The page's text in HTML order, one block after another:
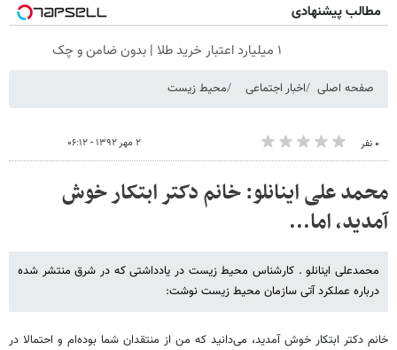
مطالب پیشنهادی
۱ میلیارد اعتبار خرید طلا | بدون ضامن و چک
صفحه اصلی اخبار اجتماعی محیط زیست
۰ نفر ۲ مهر ۱۳۹۲ - ۰۶:۱۲
محمد علی اینانلو: خانم دکتر ابتکار خوش
آمدید، اما...
محمدعلی اینانلو . کارشناس محیط زیست در یادداشتی که در شرق منتشر شده
درباره عملکرد آتی سازمان محیط زیست نوشت:
خانم دکتر ابتکار خوش آمدید، می‌دانید که من از منتقدان شما بوده‌ام و احتمالا در